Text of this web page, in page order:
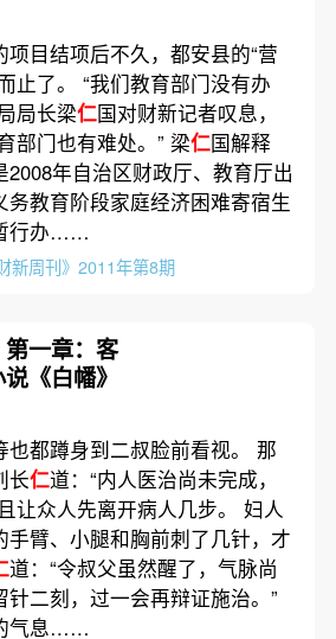
目结项后不久，都安县的“营
止了。 “我们教育部门没有办
局长梁仁国对财新记者叹息，
部门也有难处。” 梁仁国解释
年自治区财政厅、教育厅出
务教育阶段家庭经济困难寄宿生
行办……
新周刊》2011年第8期
第一章：客
《白幡》
也都蹲身到二叔脸前看视。 那
长仁道：“内人医治尚未完成，
让众人先离开病人几步。 妇人
手臂、小腿和胸前刺了几针，才
道：“令叔父虽然醒了，气脉尚
二刻，过一会再辩证施治。”
气息……